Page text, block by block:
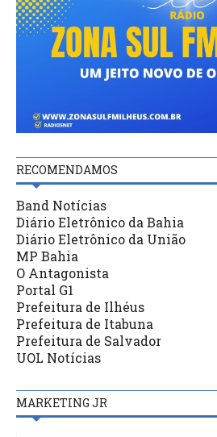
RECOMENDAMOS
Band Notícias
Diário Eletrônico da Bahia
Diário Eletrônico da União
MP Bahia
O Antagonista
Portal G1
Prefeitura de Ilhéus
Prefeitura de Itabuna
Prefeitura de Salvador
UOL Notícias
MARKETING JR